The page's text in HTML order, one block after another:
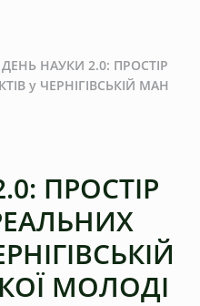
ДЕНЬ НАУКИ 2.0: ПРОСТІР
у ЧЕРНІГІВСЬКІЙ МАН
ПРОСТІР
МОЛОДІ